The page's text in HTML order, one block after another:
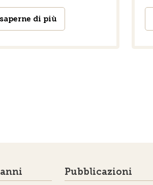
di più
Pubblicazioni